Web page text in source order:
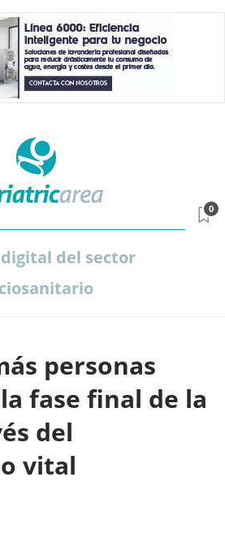
del sector
0
personas
fase final de la
del
vital